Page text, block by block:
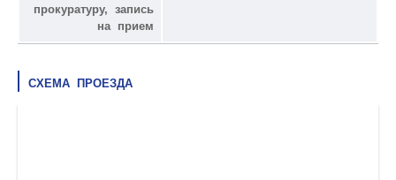
прокуратуру, запись
на прием
СХЕМА ПРОЕЗДА